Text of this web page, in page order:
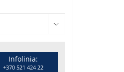
Infolinia:
+370 521 424 22